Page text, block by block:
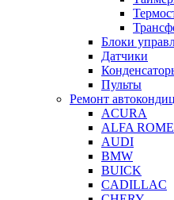
Блоки
Датчики
Пульты
Ремонт
ACURA
ALFA
AUDI
BMW
BUICK
CADILLAC